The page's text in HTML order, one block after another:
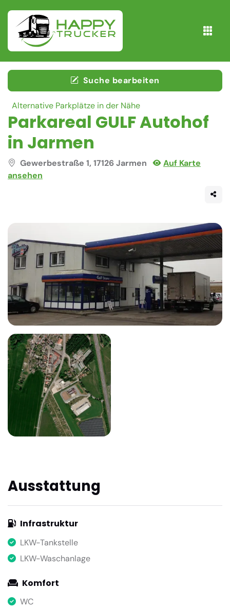
Suche bearbeiten
Alternative Parkplätze in der Nähe
Parkareal GULF Autohof
in Jarmen
Gewerbestraße 1, 17126 Jarmen
Auf Karte
ansehen
Ausstattung
Infrastruktur
LKW-Tankstelle
LKW-Waschanlage
Komfort
WC